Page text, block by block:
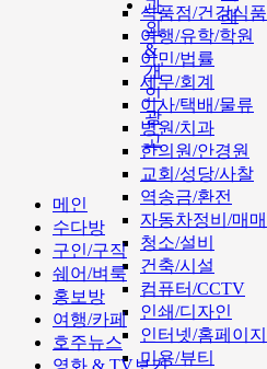
식품점/건강식품
여행/유학/학원
이민/법률
세무/회계
이사/택배/물류
병원/치과
한의원/안경원
교회/성당/사찰
역송금/환전
자동차정비/매매
청소/설비
건축/시설
컴퓨터/CCTV
인쇄/디자인
인터넷/홈페이지
미용/뷰티
과
외
&
개
인
광
고
래
메인
수다방
구인/구직
쉐어/벼룩
홍보방
여행/카페
호주뉴스
영화 & TV보기